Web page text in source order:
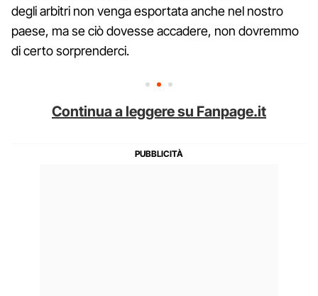
degli arbitri non venga esportata anche nel nostro
paese, ma se ciò dovesse accadere, non dovremmo
di certo sorprenderci.
Continua a leggere su Fanpage.it